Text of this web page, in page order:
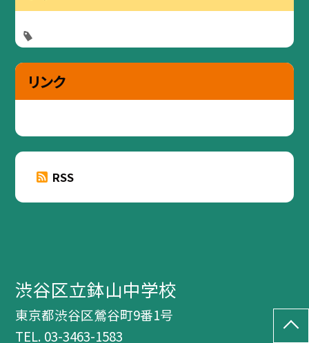
リンク
RSS
渋谷区立鉢山中学校
東京都渋谷区鶯谷町9番1号
TEL. 03-3463-1583